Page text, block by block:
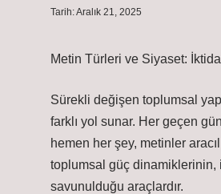
Tarih: Aralık 21, 2025
Metin Türleri ve Siyaset:
Sürekli değişen toplumsal
farklı yol sunar. Her geçen
hemen her şey, metinler
toplumsal güç dinamiklerinin,
savunulduğu araçlardır.